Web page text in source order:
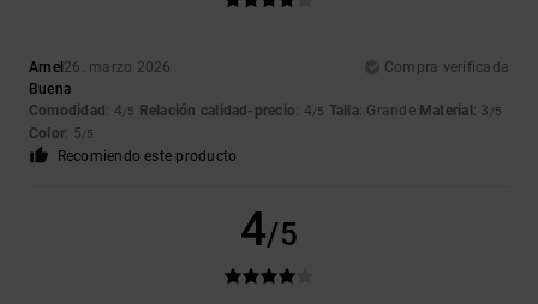
Arnel 26. marzo 2026
Compra verificada
Buena
Comodidad : 4/5 Relación calidad-precio: 4/5 Talla: Grande Material : 3 /5
Color: 5/5
Recomiendo este producto
4/5